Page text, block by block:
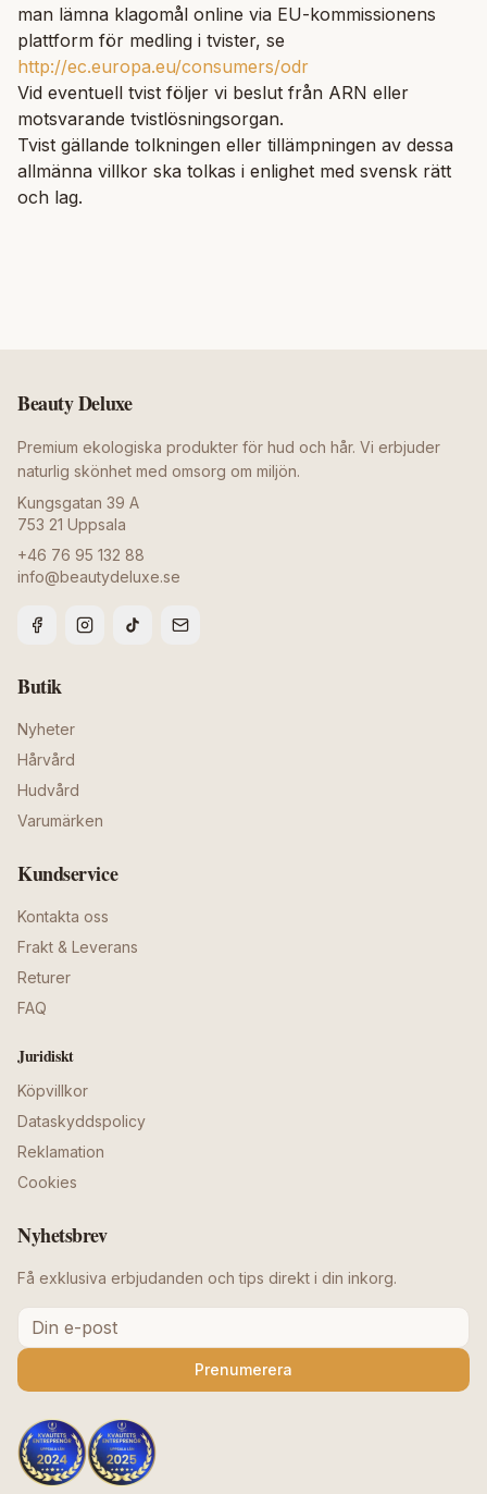
man lämna klagomål online via EU-kommissionens
plattform för medling i tvister, se
http://ec.europa.eu/consumers/odr
Vid eventuell tvist följer vi beslut från ARN eller
motsvarande tvistlösningsorgan.
Tvist gällande tolkningen eller tillämpningen av dessa
allmänna villkor ska tolkas i enlighet med svensk rätt
och lag.
Beauty Deluxe
Premium ekologiska produkter för hud och hår. Vi erbjuder
naturlig skönhet med omsorg om miljön.
Kungsgatan 39 A
753 21 Uppsala
+46 76 95 132 88
info@beautydeluxe.se
Butik
Nyheter
Hårvård
Hudvård
Varumärken
Kundservice
Kontakta oss
Frakt & Leverans
Returer
FAQ
Juridiskt
Köpvillkor
Dataskyddspolicy
Reklamation
Cookies
Nyhetsbrev
Få exklusiva erbjudanden och tips direkt i din inkorg.
Prenumerera